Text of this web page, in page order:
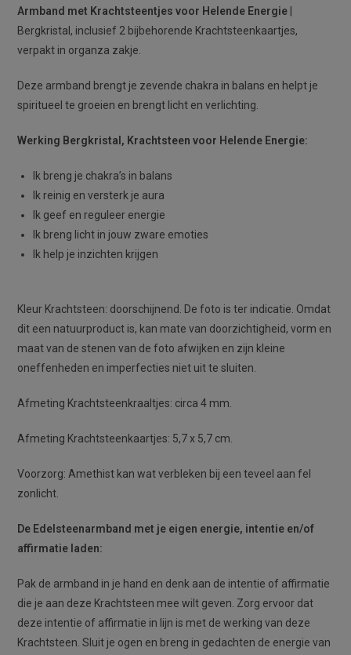
Armband met Krachtsteentjes voor Helende Energie
Bergkristal, inclusief 2 bijbehorende Krachtsteenkaartjes,
verpakt in organza zakje.
Deze armband brengt je zevende chakra in balans en helpt je
spiritueel te groeien en brengt licht en verlichting.
Werking Bergkristal, Krachtsteen voor Helende Energie:
Ik breng je chakra’s in balans
Ik reinig en versterk je aura
Ik geef en reguleer energie
Ik breng licht in jouw zware emoties
Ik help je inzichten krijgen
Kleur Krachtsteen: doorschijnend. De foto is ter indicatie. Omdat
dit een natuurproduct is, kan mate van doorzichtigheid, vorm en
maat van de stenen van de foto afwijken en zijn kleine
oneffenheden en imperfecties niet uit te sluiten.
Afmeting Krachtsteenkraaltjes: circa 4 mm.
Afmeting Krachtsteenkaartjes: 5,7 x 5,7 cm.
Voorzorg: Amethist kan wat verbleken bij een teveel aan fel
zonlicht.
De Edelsteenarmband met je eigen energie, intentie en/of
affirmatie laden:
Pak de armband in je hand en denk aan de intentie of affirmatie
die je aan deze Krachtsteen mee wilt geven. Zorg ervoor dat
deze intentie of affirmatie in lijn is met de werking van deze
Krachtsteen. Sluit je ogen en breng in gedachten de energie van